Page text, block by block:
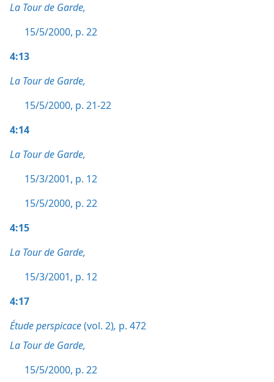
La Tour de Garde,
15/5/2000, p. 22
4:13
La Tour de Garde,
15/5/2000, p. 21-22
4:14
La Tour de Garde,
15/3/2001, p. 12
15/5/2000, p. 22
4:15
La Tour de Garde,
15/3/2001, p. 12
4:17
Étude perspicace(vol. 2), p. 472
La Tour de Garde,
15/5/2000, p. 22